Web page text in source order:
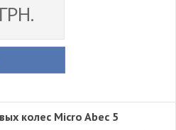
колес Micro Abec 5